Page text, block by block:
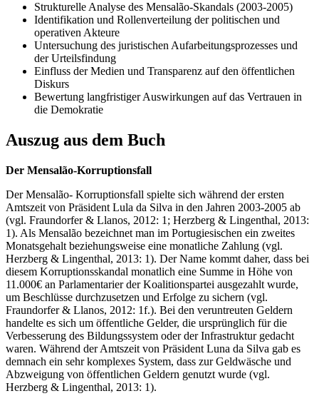
Strukturelle Analyse des Mensalão-Skandals (2003-2005)
Identifikation und Rollenverteilung der politischen und
operativen Akteure
Untersuchung des juristischen Aufarbeitungsprozesses und
der Urteilsfindung
Einfluss der Medien und Transparenz auf den öffentlichen
Diskurs
Bewertung langfristiger Auswirkungen auf das Vertrauen in
die Demokratie
Auszug aus dem Buch
Der Mensalão-Korruptionsfall
Der Mensalão- Korruptionsfall spielte sich während der ersten
Amtszeit von Präsident Lula da Silva in den Jahren 2003-2005 ab
(vgl. Fraundorfer & Llanos, 2012: 1; Herzberg & Lingenthal, 2013:
1). Als Mensalão bezeichnet man im Portugiesischen ein zweites
Monatsgehalt beziehungsweise eine monatliche Zahlung (vgl.
Herzberg & Lingenthal, 2013: 1). Der Name kommt daher, dass bei
diesem Korruptionsskandal monatlich eine Summe in Höhe von
11.000€ an Parlamentarier der Koalitionspartei ausgezahlt wurde,
um Beschlüsse durchzusetzen und Erfolge zu sichern (vgl.
Fraundorfer & Llanos, 2012: 1f.). Bei den veruntreuten Geldern
handelte es sich um öffentliche Gelder, die ursprünglich für die
Verbesserung des Bildungssystem oder der Infrastruktur gedacht
waren. Während der Amtszeit von Präsident Luna da Silva gab es
demnach ein sehr komplexes System, dass zur Geldwäsche und
Abzweigung von öffentlichen Geldern genutzt wurde (vgl.
Herzberg & Lingenthal, 2013: 1).